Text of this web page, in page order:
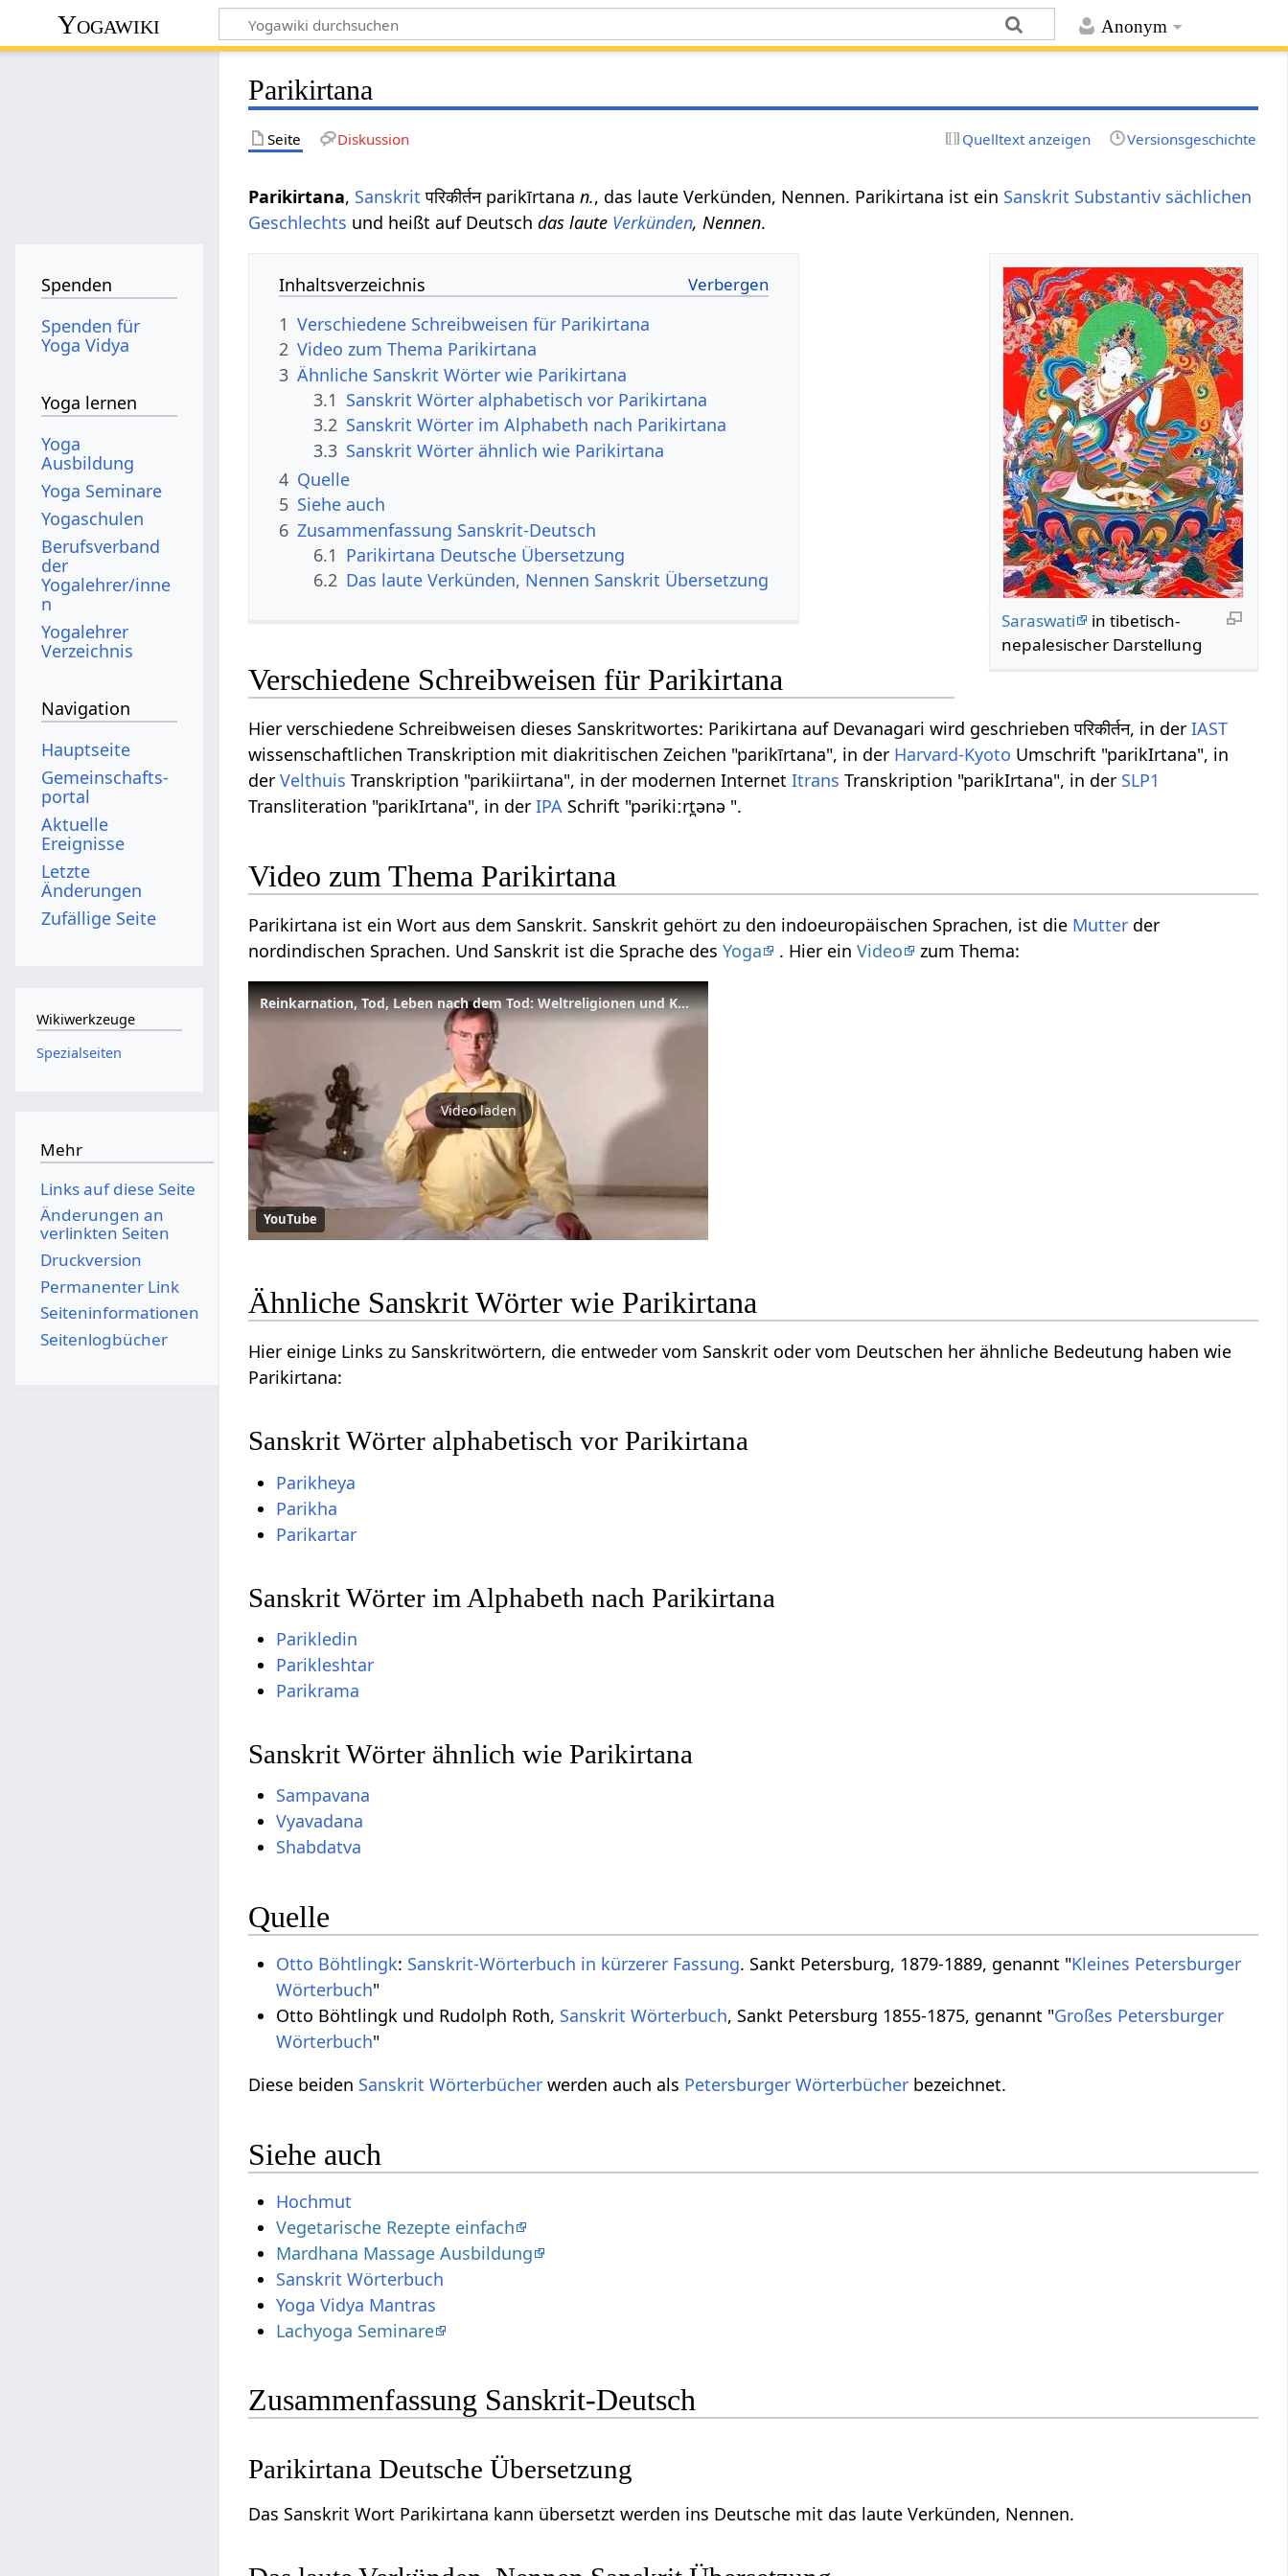
Anonym
Yogawiki
Parikirtana
Seite Diskussion Quelltext anzeigen Versionsgeschichte
Parikirtana, Sanskrit परिकीर्तन parikīrtanan., das laute Verkünden, Nennen. Parikirtana ist ein Sanskrit Substantiv sächlichen
Geschlechts und heißt auf Deutschdas laute Verkünden, Nennen.
Saraswati
in tibetisch-
nepalesischer Darstellung
Inhaltsverzeichnis
1 Verschiedene Schreibweisen für Parikirtana
2 Video zum Thema Parikirtana
3 Ähnliche Sanskrit Wörter wie Parikirtana
3.1 Sanskrit Wörter alphabetisch vor Parikirtana
3.2 Sanskrit Wörter im Alphabeth nach Parikirtana
3.3 Sanskrit Wörter ähnlich wie Parikirtana
4 Quelle
5 Siehe auch
6 Zusammenfassung Sanskrit-Deutsch
6.1 Parikirtana Deutsche Übersetzung
6.2 Das laute Verkünden, Nennen Sanskrit Übersetzung
Verschiedene Schreibweisen für Parikirtana
Hier verschiedene Schreibweisen dieses Sanskritwortes: Parikirtana auf Devanagari wird geschrieben परिकीर्तन, in derIAST
wissenschaftlichen Transkription mit diakritischen Zeichen "parikīrtana", in der Harvard-Kyoto Umschrift "parikIrtana", in
derVelthuis Transkription "parikiirtana", in der modernen InternetItrans Transkription "parikIrtana", in der SLP1
Transliteration "parikIrtana", in derIPA Schrift "pərikiːrt̪ənə ".
Video zum Thema Parikirtana
Parikirtana ist ein Wort aus dem Sanskrit. Sanskrit gehört zu den indoeuropäischen Sprachen, ist die Mutter der
nordindischen Sprachen. Und Sanskrit ist die Sprache desYoga . Hier einVideo zum Thema:
Reinkarnation, Tod, Leben nach dem Tod: Weltreligionen und Kulturen
Video laden
YouTube
Ähnliche Sanskrit Wörter wie Parikirtana
Hier einige Links zu Sanskritwörtern, die entweder vom Sanskrit oder vom Deutschen her ähnliche Bedeutung haben wie
Parikirtana:
Sanskrit Wörter alphabetisch vor Parikirtana
Parikheya
Parikha
Parikartar
Sanskrit Wörter im Alphabeth nach Parikirtana
Parikledin
Parikleshtar
Parikrama
Sanskrit Wörter ähnlich wie Parikirtana
Sampavana
Vyavadana
Shabdatva
Quelle
Otto Böhtlingk: Sanskrit-Wörterbuch in kürzerer Fassung. Sankt Petersburg, 1879-1889, genannt "Kleines Petersburger
Wörterbuch"
Otto Böhtlingk und Rudolph Roth, Sanskrit Wörterbuch, Sankt Petersburg 1855-1875, genannt "Großes Petersburger
Wörterbuch"
Diese beiden Sanskrit Wörterbücher werden auch als Petersburger Wörterbücher bezeichnet.
Siehe auch
Hochmut
Vegetarische Rezepte einfach
Mardhana Massage Ausbildung
Sanskrit Wörterbuch
Yoga Vidya Mantras
Lachyoga Seminare
Zusammenfassung Sanskrit-Deutsch
Parikirtana Deutsche Übersetzung
Das Sanskrit Wort Parikirtana kann übersetzt werden ins Deutsche mit das laute Verkünden, Nennen.
Spenden
Spenden für
Yoga Vidya
Yoga lernen
Yoga
Ausbildung
Yoga Seminare
Yogaschulen
Berufsverband
der
Yogalehrer/inne
n
Yogalehrer
Verzeichnis
Navigation
Hauptseite
Gemeinschafts­
portal
Aktuelle
Ereignisse
Letzte
Änderungen
Zufällige Seite
Wikiwerkzeuge
Spezialseiten
Mehr
Links auf diese Seite
Änderungen an
verlinkten Seiten
Druckversion
Permanenter Link
Seiten­­informationen
Seitenlogbücher